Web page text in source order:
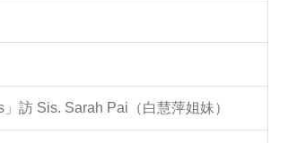
訪 Sis. Sarah Pai（白慧萍姐妹）